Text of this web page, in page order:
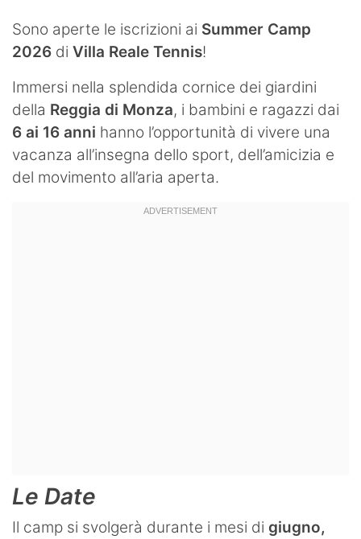
Sono aperte le iscrizioni ai Summer Camp
2026 di Villa Reale Tennis!
Immersi nella splendida cornice dei giardini
della Reggia di Monza, i bambini e ragazzi dai
6 ai 16 anni hanno l’opportunità di vivere una
vacanza all’insegna dello sport, dell’amicizia e
del movimento all’aria aperta.
Le Date
Il camp si svolgerà durante i mesi di giugno,